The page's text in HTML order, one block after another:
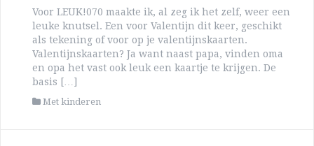
Voor LEUK!070 maakte ik, al zeg ik het zelf, weer een
leuke knutsel. Een voor Valentijn dit keer, geschikt
als tekening of voor op je valentijnskaarten.
Valentijnskaarten? Ja want naast papa, vinden oma
en opa het vast ook leuk een kaartje te krijgen. De
basis […]
Met kinderen